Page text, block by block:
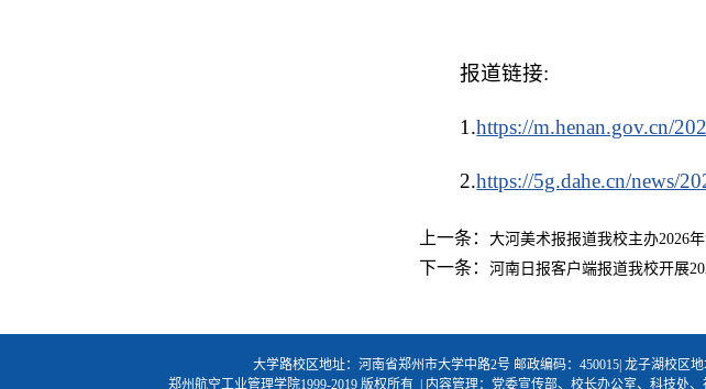
报道链接:
1.https://m.henan.gov.cn/
2.https://5g.dahe.cn/news/
上一条： 大河美术报报道我校主办2026
下一条： 河南日报客户端报道我校开展
大学路校区地址：河南省郑州市大学中路2号 邮政编码：450015| 龙子湖校区
郑州航空工业管理学院1999-2019 版权所有 | 内容管理：党委宣传部、校长办公室、科技处